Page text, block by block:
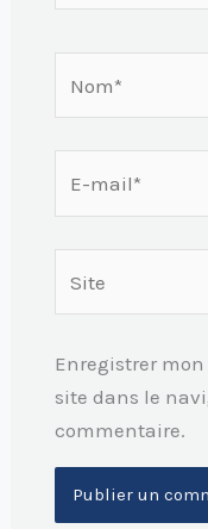
Enregistrer
site dans le
commentaire.